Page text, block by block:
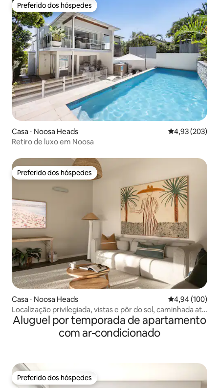
Preferido dos hóspedes
Preferido dos hóspedes
Casa ⋅ Noosa Heads 4,93 de uma
4,93 (203)
Retiro de luxo em Noosa
Preferido dos hóspedes
Preferido dos hóspedes
Casa ⋅ Noosa Heads 4,94 de uma
4,94 (100)
Localização privilegiada, vistas e pôr do sol, caminhada até
Hastings
Aluguel por temporada de apartamento
com ar-condicionado
Preferido dos hóspedes
Preferido dos hóspedes